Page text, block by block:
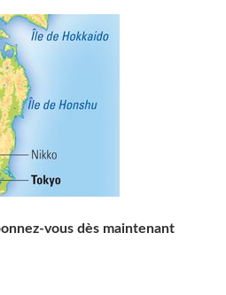
vous dès maintenant